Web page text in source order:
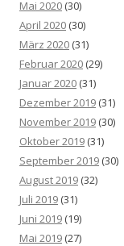
Mai 2020 (30)
April 2020 (30)
März 2020 (31)
Februar 2020 (29)
Januar 2020 (31)
Dezember 2019 (31)
November 2019 (30)
Oktober 2019 (31)
September 2019 (30)
August 2019 (32)
Juli 2019 (31)
Juni 2019 (19)
Mai 2019 (27)